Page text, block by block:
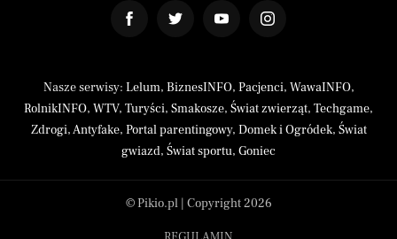
Nasze serwisy: Lelum, BiznesINFO, Pacjenci, WawaINFO,
RolnikINFO, WTV, Turyści, Smakosze, Świat zwierząt, Techgame,
Zdrogi,Antyfake, Portal parentingowy, Domek i Ogródek, Świat
gwiazd, Świat sportu, Goniec
© Pikio.pl | Copyright 2026